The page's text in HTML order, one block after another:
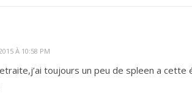
À 10:58 PM
toujours un peu de spleen a cette